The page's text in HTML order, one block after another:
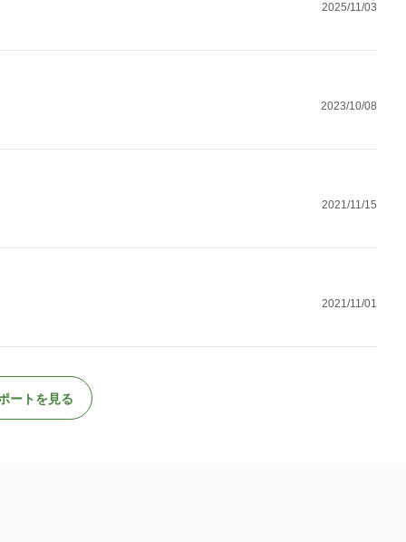
2025/11/03
2023/10/08
2021/11/15
2021/11/01
ートを見る